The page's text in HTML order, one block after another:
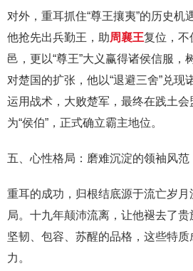
对外，重耳抓住“尊王攘夷”的历史机
他抢先出兵勤王，助周襄王复位，不
邑，更以“尊王”大义赢得诸侯信服，
对楚国的扩张，他以“退避三舍”兑现
运用战术，大败楚军，最终在践土
为“侯伯”，正式确立霸主地位。
五、心性格局：磨难沉淀的领袖风范
重耳的成功，归根结底源于流亡岁
局。十九年颠沛流离，让他褪去了
坚韧、包容、苏醒的品格，这些特
力。